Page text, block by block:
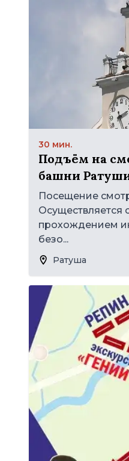
30 мин.
Подъём на
башни
Посещение
Осуществляется
прохождением
безо...
Ратуша